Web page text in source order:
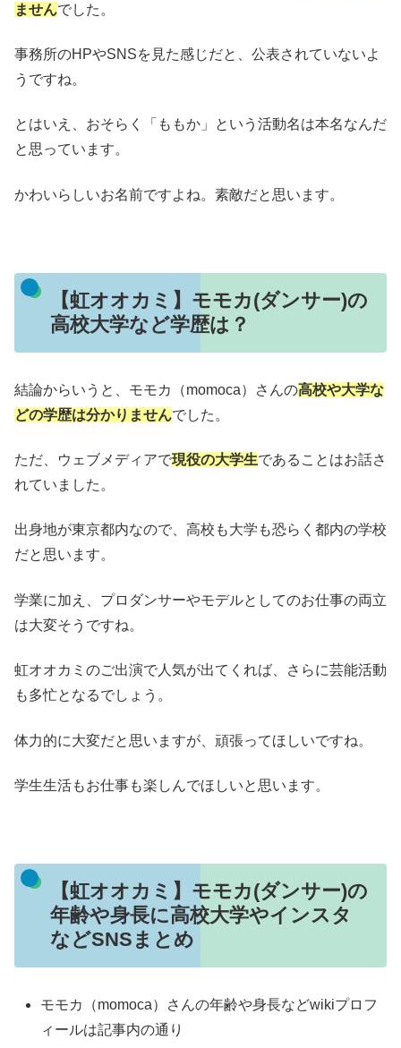
ませんでした。
事務所のHPやSNSを見た感じだと、公表されていないよ
うですね。
とはいえ、おそらく「ももか」という活動名は本名なんだ
と思っています。
かわいらしいお名前ですよね。素敵だと思います。
【虹オオカミ】モモカ(ダンサー)の
高校大学など学歴は？
結論からいうと、モモカ（momoca）さんの高校や大学な
どの学歴は分かりませんでした。
ただ、ウェブメディアで現役の大学生であることはお話さ
れていました。
出身地が東京都内なので、高校も大学も恐らく都内の学校
だと思います。
学業に加え、プロダンサーやモデルとしてのお仕事の両立
は大変そうですね。
虹オオカミのご出演で人気が出てくれば、さらに芸能活動
も多忙となるでしょう。
体力的に大変だと思いますが、頑張ってほしいですね。
学生生活もお仕事も楽しんでほしいと思います。
【虹オオカミ】モモカ(ダンサー)の
年齢や身長に高校大学やインスタ
などSNSまとめ
モモカ（momoca）さんの年齢や身長などwikiプロフ
ィールは記事内の通り